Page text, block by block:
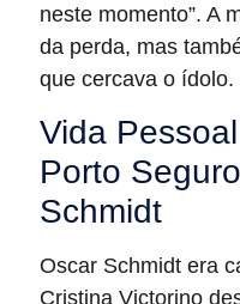
neste momento”. A
da perda, mas
que cercava o ídolo.
Vida
Porto
Schmidt
Oscar Schmidt era
Cristina Victorino